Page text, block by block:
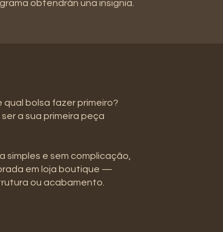
obtendrán una insignia.
bolsa fazer primeiro?
a sua primeira peça
simples e sem complicação,
em loja boutique —
ou acabamento.